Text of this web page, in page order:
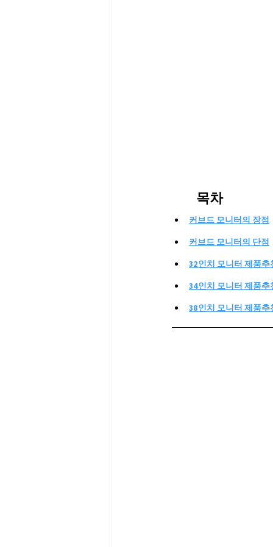
	목차
커브드 모니터의 장점
커브드 모니터의 단점
32인치 모니터 제품추
34인치 모니터 제품추
38인치 모니터 제품추